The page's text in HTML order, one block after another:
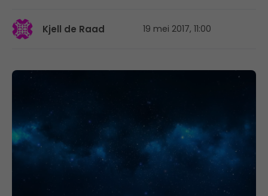
Kjell de Raad 19 mei 2017, 11:00